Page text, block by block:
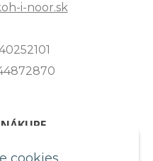
i-noor.sk